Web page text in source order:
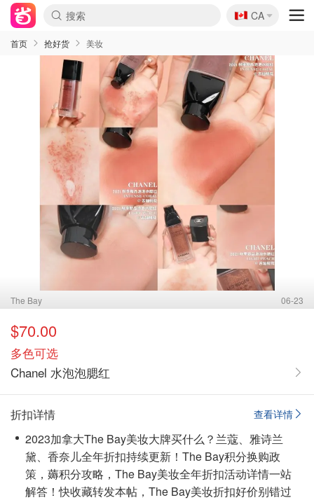
🇨🇦
CA
首页 抢好货 美妆
The Bay 06-23
$70.00
多色可选
Chanel 水泡泡腮红
查看详情
折扣详情
2023加拿大The Bay美妆大牌买什么？兰蔻、雅诗兰
黛、香奈儿全年折扣持续更新！The Bay积分换购政
策，薅积分攻略，The Bay美妆全年折扣活动详情一站
解答！快收藏转发本帖，The Bay美妆折扣好价别错过